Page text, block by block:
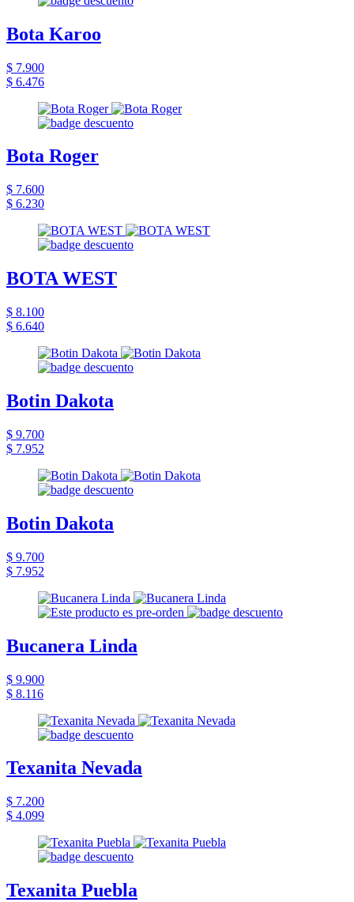
Bota Karoo
$ 7.900
$ 6.476
Bota Roger
$ 7.600
$ 6.230
BOTA WEST
$ 8.100
$ 6.640
Botin Dakota
$ 9.700
$ 7.952
Botin Dakota
$ 9.700
$ 7.952
Bucanera Linda
$ 9.900
$ 8.116
Texanita Nevada
$ 7.200
$ 4.099
Texanita Puebla